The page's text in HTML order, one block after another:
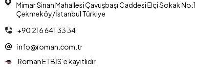
Mimar Sinan Mahallesi Çavuşbaşı Caddesi Elçi Sokak No:1
Çekmeköy/İstanbul Türkiye
+90 216 641 33 34
info@roman.com.tr
Roman ETBİS’e kayıtlıdır